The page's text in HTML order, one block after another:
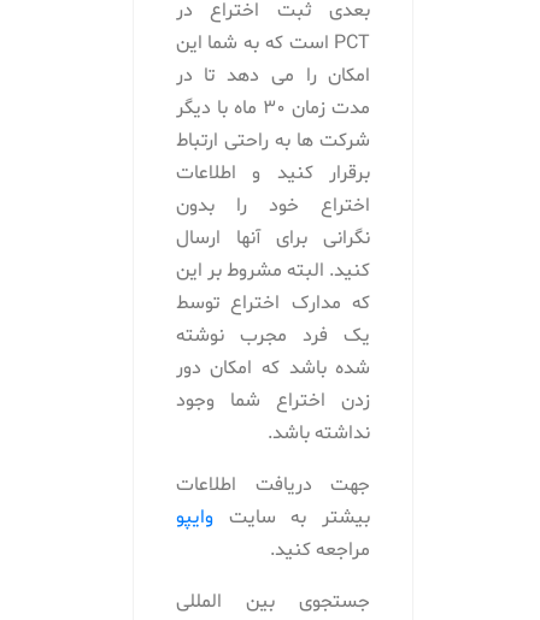
بعدی ثبت اختراع در
PCT است که به شما این
امکان را می دهد تا در
مدت زمان 30 ماه با دیگر
شرکت ها به راحتی ارتباط
برقرار کنید و اطلاعات
اختراع خود را بدون
نگرانی برای آنها ارسال
کنید. البته مشروط بر این
که مدارک اختراع توسط
یک فرد مجرب نوشته
شده باشد که امکان دور
زدن اختراع شما وجود
نداشته باشد.
جهت دریافت اطلاعات
بیشتر به سایت وایپو
مراجعه کنید.
جستجوی بین المللی